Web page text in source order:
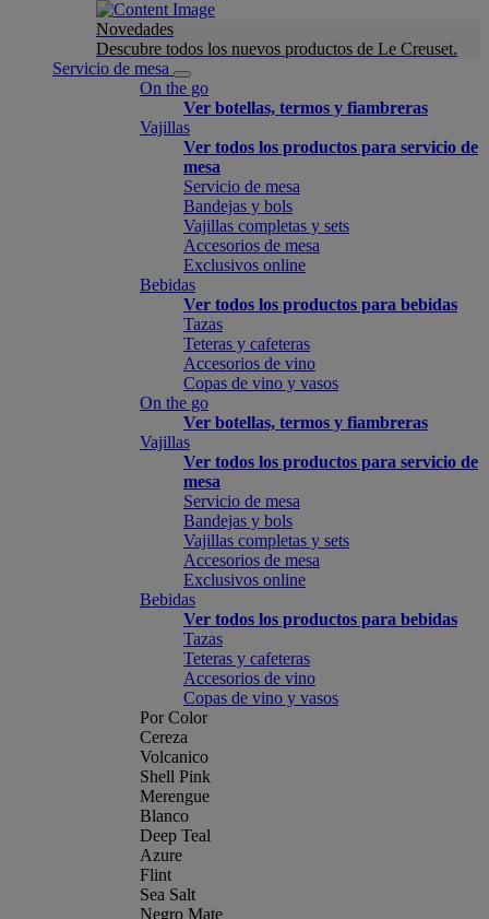
Novedades
Descubre todos los nuevos productos de Le Creuset.
Servicio de mesa
On the go
Ver botellas, termos y fiambreras
Vajillas
Ver todos los productos para servicio de
mesa
Servicio de mesa
Bandejas y bols
Vajillas completas y sets
Accesorios de mesa
Exclusivos online
Bebidas
Ver todos los productos para bebidas
Tazas
Teteras y cafeteras
Accesorios de vino
Copas de vino y vasos
On the go
Ver botellas, termos y fiambreras
Vajillas
Ver todos los productos para servicio de
mesa
Servicio de mesa
Bandejas y bols
Vajillas completas y sets
Accesorios de mesa
Exclusivos online
Bebidas
Ver todos los productos para bebidas
Tazas
Teteras y cafeteras
Accesorios de vino
Copas de vino y vasos
Por Color
Cereza
Volcanico
Shell Pink
Merengue
Blanco
Deep Teal
Azure
Flint
Sea Salt
Negro Mate